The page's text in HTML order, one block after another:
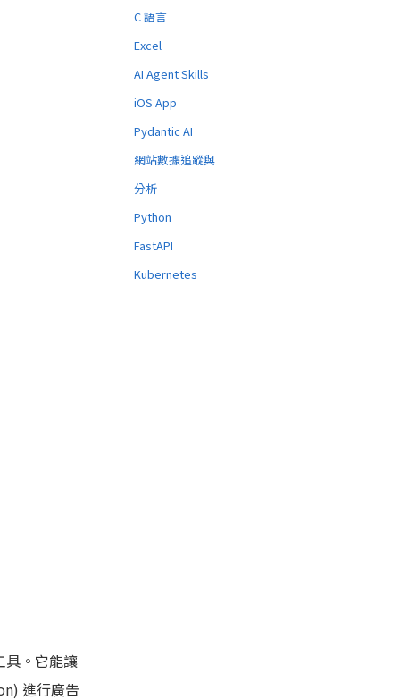
C 語言
Excel
AI Agent Skills
iOS App
Pydantic AI
網站數據追蹤與
分析
Python
FastAPI
Kubernetes
具。它能讓
進行廣告